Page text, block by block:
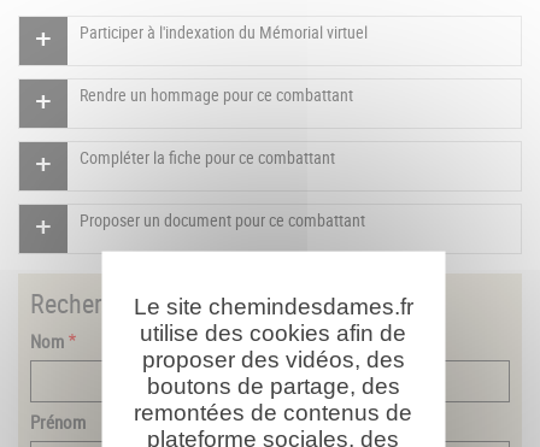
Participer à l'indexation du Mémorial virtuel
Rendre un hommage pour ce combattant
Compléter la fiche pour ce combattant
Proposer un document pour ce combattant
Rechercherun combattant
Nom
Prénom
Le site chemindesdames.fr
utilise des cookies afin de
proposer des vidéos, des
boutons de partage, des
remontées de contenus de
plateforme sociales, des